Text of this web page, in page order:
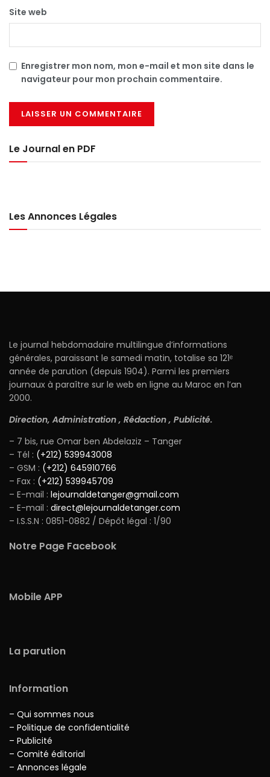
Site web
Enregistrer mon nom, mon e-mail et mon site dans le
navigateur pour mon prochain commentaire.
Le Journal en PDF
Les Annonces Légales
Le journal hebdomadaire multilingue d’informations
générales, paraissant le samedi matin, totalise sa 121ᵉ
année de parution (depuis 1904). Parmi les premiers
journaux à paraître sur le web en ligne au Maroc en l’an
2000.
Direction, Administration , Rédaction , Publicité.
– 7 bis, rue Omar ben Abdelaziz – Tanger
– Tél : (+212) 539943008
– GSM : (+212) 645910766
– Fax : (+212) 539945709
– E-mail : lejournaldetanger@gmail.com
– E-mail : direct@lejournaldetanger.com
– I.S.S.N : 0851-0882 / Dépôt légal : 1/90
Notre Page Facebook
Mobile APP
La parution
Information
– Qui sommes nous
– Politique de confidentialité
– Publicité
– Comité éditorial
– Annonces légale